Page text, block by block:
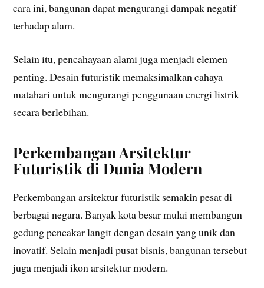
cara ini, bangunan dapat mengurangi dampak negatif
terhadap alam.
Selain itu, pencahayaan alami juga menjadi elemen
penting. Desain futuristik memaksimalkan cahaya
matahari untuk mengurangi penggunaan energi listrik
secara berlebihan.
Perkembangan Arsitektur
Futuristik di Dunia Modern
Perkembangan arsitektur futuristik semakin pesat di
berbagai negara. Banyak kota besar mulai membangun
gedung pencakar langit dengan desain yang unik dan
inovatif. Selain menjadi pusat bisnis, bangunan tersebut
juga menjadi ikon arsitektur modern.